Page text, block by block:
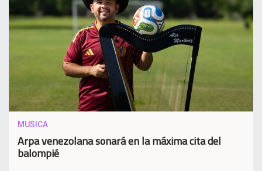
MUSICA
Arpa venezolana sonará en la máxima cita del
balompié